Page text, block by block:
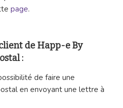
page.
de Happ-e By
:
de faire une
en envoyant une lettre à